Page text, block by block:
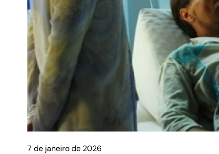
7 de janeiro de 2026